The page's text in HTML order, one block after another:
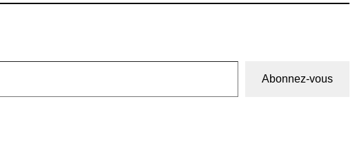
Abonnez-vous